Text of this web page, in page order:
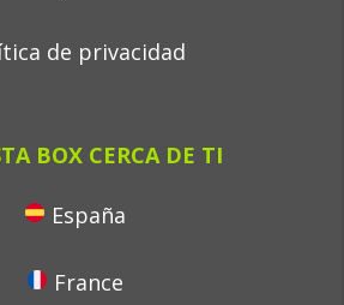
de privacidad
BOX CERCA DE TI
España
France